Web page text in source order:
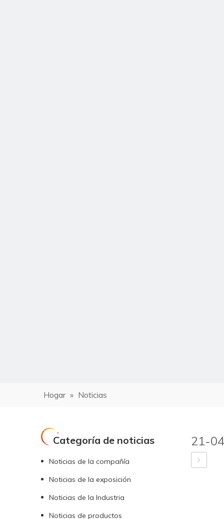
Hogar » Noticias
Categoría de noticias
Noticias de la compañía
Noticias de la exposición
Noticias de la Industria
Noticias de productos
21-